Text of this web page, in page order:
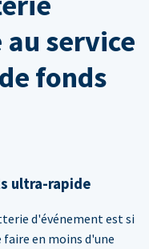
service
fonds
ultra-rapide
d'événement est si
en moins d'une